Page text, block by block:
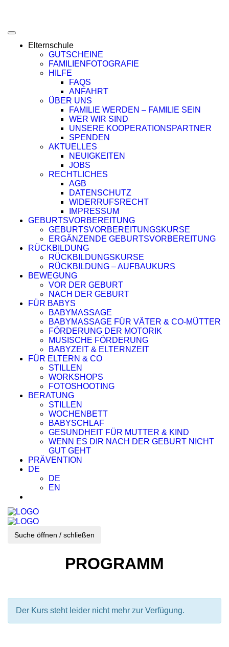
Elternschule
GUTSCHEINE
FAMILIENFOTOGRAFIE
HILFE
FAQS
ANFAHRT
ÜBER UNS
FAMILIE WERDEN – FAMILIE SEIN
WER WIR SIND
UNSERE KOOPERATIONSPARTNER
SPENDEN
AKTUELLES
NEUIGKEITEN
JOBS
RECHTLICHES
AGB
DATENSCHUTZ
WIDERRUFSRECHT
IMPRESSUM
GEBURTSVORBEREITUNG
GEBURTSVORBEREITUNGSKURSE
ERGÄNZENDE GEBURTSVORBEREITUNG
RÜCKBILDUNG
RÜCKBILDUNGSKURSE
RÜCKBILDUNG – AUFBAUKURS
BEWEGUNG
VOR DER GEBURT
NACH DER GEBURT
FÜR BABYS
BABYMASSAGE
BABYMASSAGE FÜR VÄTER & CO-MÜTTER
FÖRDERUNG DER MOTORIK
MUSISCHE FÖRDERUNG
BABYZEIT & ELTERNZEIT
FÜR ELTERN & CO
STILLEN
WORKSHOPS
FOTOSHOOTING
BERATUNG
STILLEN
WOCHENBETT
BABYSCHLAF
GESUNDHEIT FÜR MUTTER & KIND
WENN ES DIR NACH DER GEBURT NICHT
GUT GEHT
PRÄVENTION
DE
DE
EN
Suche öffnen / schließen
PROGRAMM
Der Kurs steht leider nicht mehr zur Verfügung.